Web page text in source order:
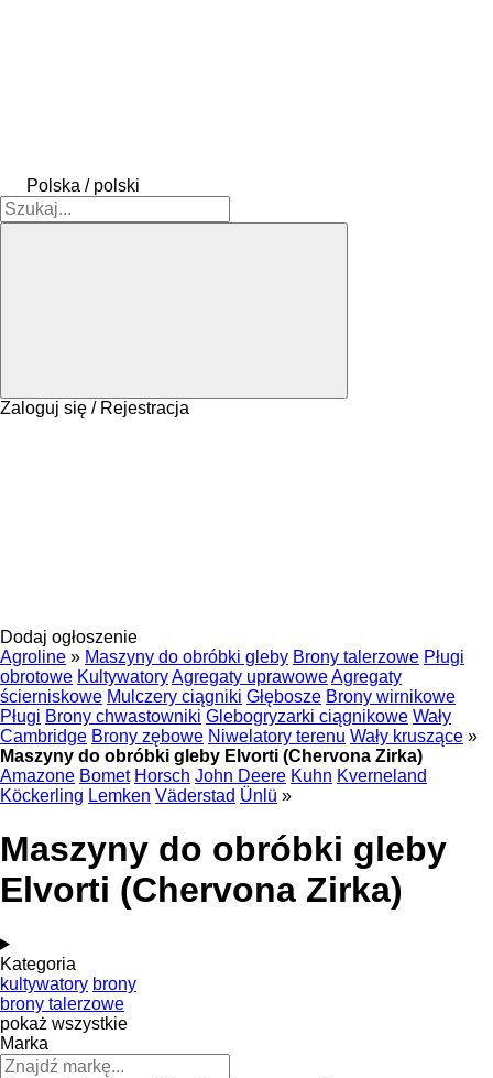
Polska / polski
Zaloguj się / Rejestracja
Dodaj ogłoszenie
Agroline » Maszyny do obróbki gleby Brony talerzowe Pługi
obrotowe KultywatoryAgregaty uprawoweAgregaty
ścierniskowe Mulczery ciągniki Głębosze Brony wirnikowe
Pługi Brony chwastowniki Glebogryzarki ciągnikowe Wały
Cambridge Brony zębowe Niwelatory terenu Wały kruszące »
Maszyny do obróbki gleby Elvorti (Chervona Zirka)
Amazone Bomet Horsch John Deere Kuhn Kverneland
Köckerling Lemken Väderstad Ünlü »
Maszyny do obróbki gleby
Elvorti (Chervona Zirka)
Kategoria
kultywatory brony
brony talerzowe
pokaż wszystkie
Marka